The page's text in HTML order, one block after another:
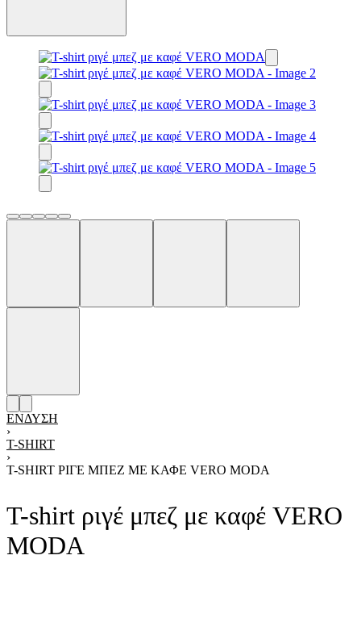
ΈΝΔΥΣΗ
›
T-SHIRT
›
T-SHIRT ΡΙΓΈ ΜΠΕΖ ΜΕ ΚΑΦΈ VERO MODA
T-shirt ριγέ μπεζ με καφέ VERO
MODA